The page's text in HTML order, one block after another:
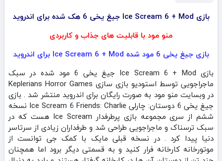
بازی Ice Scream 6 + Mod جیغ یخی 6 هک شده برای اندروید
منو مود با قابلیت های جذاب و کاربردی
بازی جیغ یخی 6 مود شده Ice Scream 6 + Mod برای اندروید
بازی Ice Scream 6 + Mod جیغ یخی 6 مود شده در سبک
ماجراجویی توسط استودیو بازی سازی Keplerians Horror Games
در وبسایت منو مود به صورت رایگان برای اندروید منتشر شد . بازی
جیغ یخی 6 دوستان: چارلی Ice Scream 6 Friends: Charlie نسخه
ششم از سری مجموعه بازی پرطرفدار Ice Scream هست که در
سبک ترسناک و ماجراجویی طراحی شد و طرفداران زیادی از سرتاسر
دنیا پیدا کرد . در نسخه قبلی مایک با کمک جی توانست از
موتورخانه کارخانه فرار کنید و به قسمتی دیگر برود اما همچنان